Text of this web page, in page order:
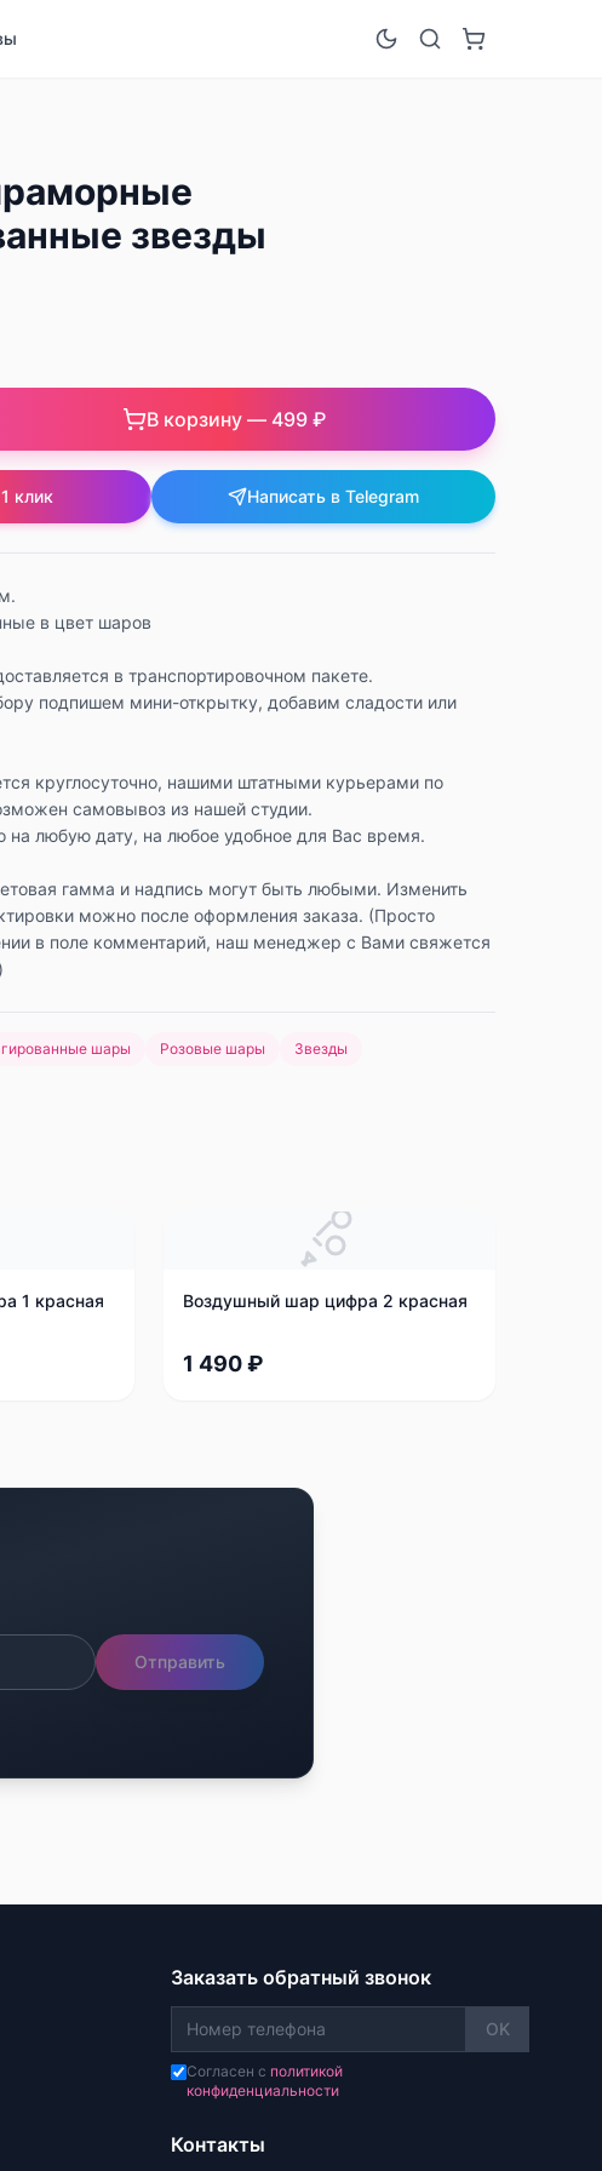
звезды
В корзину — 499 ₽
клик Написать в Telegram
в цвет шаров
в транспортировочном пакете.
подпишем мини-открытку, добавим сладости или
круглосуточно, нашими штатными курьерами по
самовывоз из нашей студии.
любую дату, на любое удобное для Вас время.
гамма и надпись могут быть любыми. Изменить
можно после оформления заказа. (Просто
в поле комментарий, наш менеджер с Вами свяжется
шары Розовые шары Звезды
1 красная Воздушный шар цифра 2 красная
1 490 ₽
Отправить
Заказать обратный звонок
OK
Согласен с политикой
конфиденциальности
Контакты